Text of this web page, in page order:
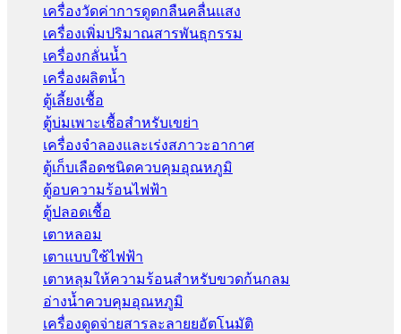
เครื่องวัดค่าการดูดกลืนคลื่นแสง
เครื่องเพิ่มปริมาณสารพันธุกรรม
เครื่องกลั่นน้ำ
เครื่องผลิตน้ำ
ตู้เลี้ยงเชื้อ
ตู้บ่มเพาะเชื้อสำหรับเขย่า
เครื่องจำลองและเร่งสภาวะอากาศ
ตู้เก็บเลือดชนิดควบคุมอุณหภูมิ
ตู้อบความร้อนไฟฟ้า
ตู้ปลอดเชื้อ
เตาหลอม
เตาแบบใช้ไฟฟ้า
เตาหลุมให้ความร้อนสำหรับขวดก้นกลม
อ่างน้ำควบคุมอุณหภูมิ
เครื่องดูดจ่ายสารละลายยอัตโนมัติ